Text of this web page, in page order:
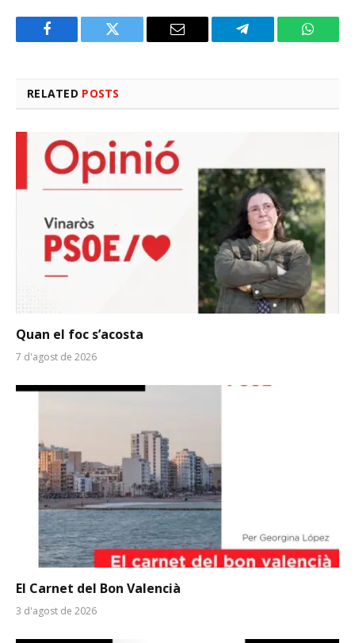
Facebook Twitter Email Telegram
RELATED POSTS
Quan el foc s’acosta
7 d'agost de 2026
El Carnet del Bon Valencià
3 d'agost de 2026